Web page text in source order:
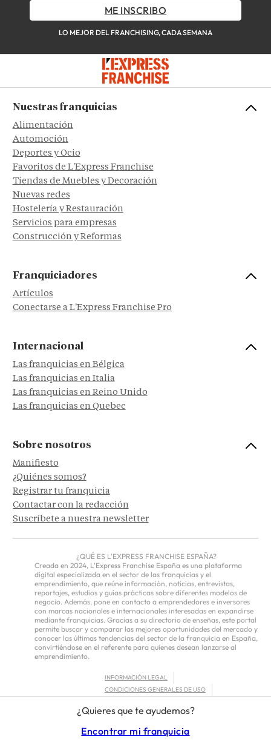
¿Quieres que te ayudemos?
Encontrar mi franquicia
ME INSCRIBO
LO MEJOR DEL FRANCHISING, CADA SEMANA
Nuestras franquicias
Alimentación
Automoción
Deportes y Ocio
Favoritos de L'Express Franchise
Tiendas de Muebles y Decoración
Nuevas redes
Hostelería y Restauración
Servicios para empresas
Construcción y Reformas
Franquiciadores
Artículos
Conectarse a L'Express Franchise Pro
Internacional
Las franquicias en Bélgica
Las franquicias en Italia
Las franquicias en Reino Unido
Las franquicias en Quebec
Sobre nosotros
Manifiesto
¿Quiénes somos?
Registrar tu franquicia
Contactar con la redacción
Suscríbete a nuestra newsletter
¿QUÉ ES L'EXPRESS FRANCHISE ESPAÑA?
Creada en 2024, L'Express Franchise España es una plataforma
digital especializada en el sector de las franquicias y el
emprendimiento, que reúne información, noticias, entrevistas,
reportajes, estudios y guías prácticas sobre diferentes modelos de
negocio. Además, pone en contacto a emprendedores e inversores
con marcas nacionales e internacionales interesadas en expandirse
mediante franquicias. Gracias a su directorio de enseñas, este portal
permite buscar y comparar las mejores oportunidades del mercado y
conocer las últimas tendencias del sector de la franquicia en España,
convirtiéndose en el referente para quienes desean lanzarse al
emprendimiento.
INFORMACIÓN LEGAL
CONDICIONES GENERALES DE USO
FRANCHISOR TERMS – EUROPE